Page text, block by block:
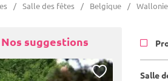
Salle des fêtes Belgique Wallonie
Nos suggestions
Salle